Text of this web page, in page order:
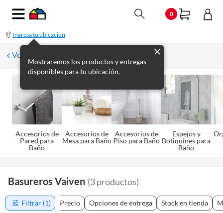
0
Ingresa tu ubicación
Mostraremos los productos y entregas
disponibles para tu ubicación.
Volver a Baño
Accesorios de
Pared para
Baño
Accesorios de
Mesa para Baño
Accesorios de
Piso para Baño
Espejos y
Botiquines para
Baño
Basureros Vaiven (3productos)
Filtrar (1) Precio Opciones de entrega Stock en tienda